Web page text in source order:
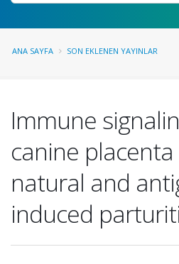
ANA SAYFA SON EKLENEN YAYINLAR
Immune
canine
natural and
induced